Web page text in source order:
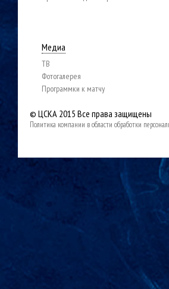
Медиа
ТВ
Фотогалерея
Программки к матчу
© ЦСКА 2015 Все права защищены
Политика компании в области обработки